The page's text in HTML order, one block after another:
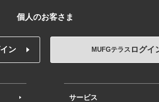
個人のお客さま
ン MUFGテラス ログイ
サービス